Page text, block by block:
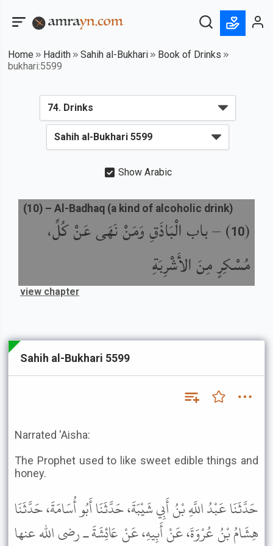
Home Hadith Sahih al-Bukhari
Book of Drinks
bukhari:5599
Show Arabic
(
10
) –باب الْبَاذَقِ وَمَنْ نَهَى عَنْ كُلِّ،
مُسْكِرٍ مِنَ الأَشْرِبَةِ
(10) – Al-Badhaq (a kind of alcoholic drink)
view chapter
Sahih al-Bukhari 5599
Narrated 'Aisha:
The Prophet used to like sweet edible things and
honey.
حَدَّثَنَا عَبْدُ اللَّهِ بْنُ أَبِي شَيْبَةَ، حَدَّثَنَا أَبُو أُسَامَةَ، حَدَّثَنَا
هِشَامُ بْنُ عُرْوَةَ، عَنْ أَبِيهِ، عَنْ عَائِشَةَ ـ رضى الله عنها